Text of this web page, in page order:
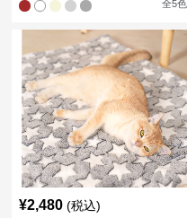
全5色
¥2,480 (税込)